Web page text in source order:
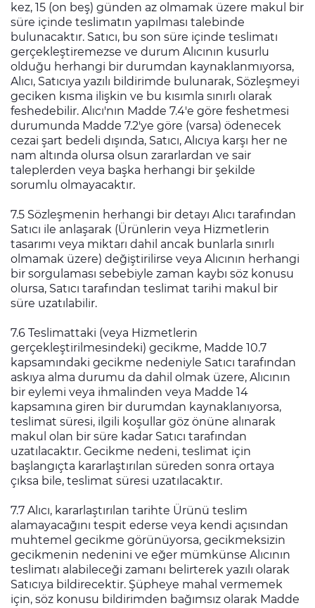
kez, 15 (on beş) günden az olmamak üzere makul bir
süre içinde teslimatın yapılması talebinde
bulunacaktır. Satıcı, bu son süre içinde teslimatı
gerçekleştiremezse ve durum Alıcının kusurlu
olduğu herhangi bir durumdan kaynaklanmıyorsa,
Alıcı, Satıcıya yazılı bildirimde bulunarak, Sözleşmeyi
geciken kısma ilişkin ve bu kısımla sınırlı olarak
feshedebilir. Alıcı'nın Madde 7.4'e göre feshetmesi
durumunda Madde 7.2'ye göre (varsa) ödenecek
cezai şart bedeli dışında, Satıcı, Alıcıya karşı her ne
nam altında olursa olsun zararlardan ve sair
taleplerden veya başka herhangi bir şekilde
sorumlu olmayacaktır.
7.5 Sözleşmenin herhangi bir detayı Alıcı tarafından
Satıcı ile anlaşarak (Ürünlerin veya Hizmetlerin
tasarımı veya miktarı dahil ancak bunlarla sınırlı
olmamak üzere) değiştirilirse veya Alıcının herhangi
bir sorgulaması sebebiyle zaman kaybı söz konusu
olursa, Satıcı tarafından teslimat tarihi makul bir
süre uzatılabilir.
7.6 Teslimattaki (veya Hizmetlerin
gerçekleştirilmesindeki) gecikme, Madde 10.7
kapsamındaki gecikme nedeniyle Satıcı tarafından
askıya alma durumu da dahil olmak üzere, Alıcının
bir eylemi veya ihmalinden veya Madde 14
kapsamına giren bir durumdan kaynaklanıyorsa,
teslimat süresi, ilgili koşullar göz önüne alınarak
makul olan bir süre kadar Satıcı tarafından
uzatılacaktır. Gecikme nedeni, teslimat için
başlangıçta kararlaştırılan süreden sonra ortaya
çıksa bile, teslimat süresi uzatılacaktır.
7.7 Alıcı, kararlaştırılan tarihte Ürünü teslim
alamayacağını tespit ederse veya kendi açısından
muhtemel gecikme görünüyorsa, gecikmeksizin
gecikmenin nedenini ve eğer mümkünse Alıcının
teslimatı alabileceği zamanı belirterek yazılı olarak
Satıcıya bildirecektir. Şüpheye mahal vermemek
için, söz konusu bildirimden bağımsız olarak Madde